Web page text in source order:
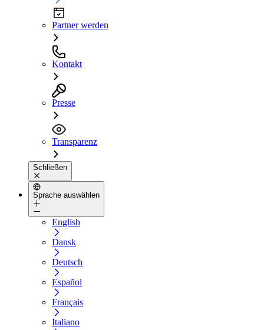
Partner werden
Kontakt
Presse
Transparenz
Schließen
Sprache auswählen
English
Dansk
Deutsch
Español
Français
Italiano